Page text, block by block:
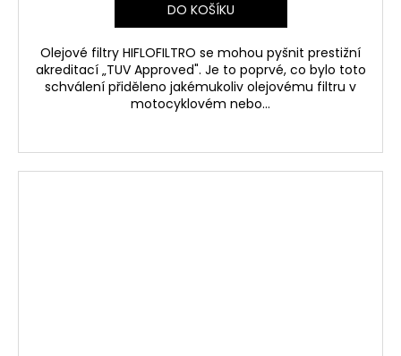
DO KOŠÍKU
Olejové filtry HIFLOFILTRO se mohou pyšnit prestižní
akreditací „TUV Approved". Je to poprvé, co bylo toto
schválení přiděleno jakémukoliv olejovému filtru v
motocyklovém nebo...